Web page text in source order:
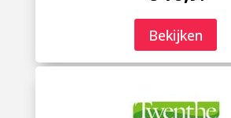
Bekijken